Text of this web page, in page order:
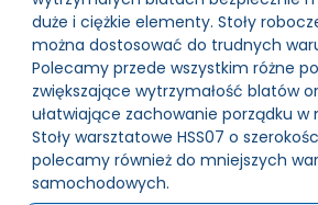
duże i ciężkie elementy. Stoły
można dostosować do trudnych
Polecamy przede wszystkim różne
zwiększające wytrzymałość blatów
ułatwiające zachowanie porządku w
Stoły warsztatowe HSS07 o
polecamy również do mniejszych
samochodowych.